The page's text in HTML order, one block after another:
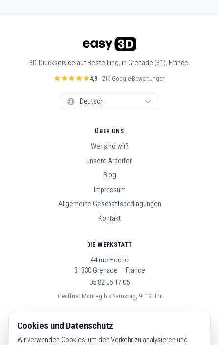
3D-Druckservice auf Bestellung, in Grenade (31), France.
4,9· 215 Google-Bewertungen
ÜBER UNS
Wer sind wir?
Unsere Arbeiten
Blog
Impressum
Allgemeine Geschäftsbedingungen
Kontakt
DIE WERKSTATT
44 rue Hoche
31330 Grenade — France
05 82 06 17 05
Geöffnet Montag bis Samstag, 9–19 Uhr
FOLGE UNS
Cookies und Datenschutz
Wir verwenden Cookies, um den Verkehr zu analysieren und